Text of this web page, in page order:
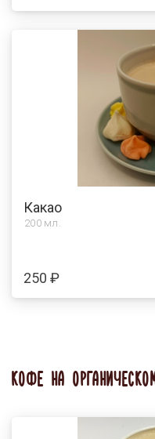
Какао
200 мл.
250 ₽
КОФЕ НА